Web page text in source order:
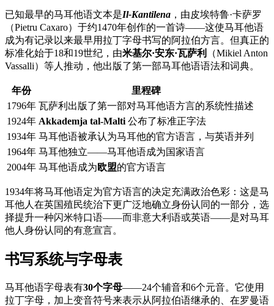
已知最早的马耳他语文本是Il-Kantilena ，由皮埃特鲁·卡萨罗
（Pietru Caxaro）于约1470年创作的一首诗——这使马耳他语
成为有记录以来最早用拉丁字母书写的阿拉伯方言。但真正的
标准化始于18和19世纪，由米基尔·安东·瓦萨利
（Mikiel Anton
Vassalli）等人推动，他出版了第一部马耳他语语法和词典。
年份
里程碑
1796年 瓦萨利出版了第一部对马耳他语方言的系统性描述
1924年 Akkademja tal-Malti 公布了标准正字法
1934年 马耳他语被承认为马耳他的官方语言，与英语并列
1964年 马耳他独立——马耳他语成为国家语言
2004年 马耳他语成为欧盟的官方语言
1934年将马耳他语定为官方语言的决定充满政治色彩：这是马
耳他人在英国殖民统治下更广泛地确立身份认同的一部分，选
择提升一种闪米特口语——而非意大利语或英语——是对马耳
他人身份认同的有意宣言。
书写系统与字母表
马耳他语字母表有30个字母——24个辅音和6个元音。它使用
拉丁字母，加上变音符号来表示从阿拉伯语继承的、在罗曼语